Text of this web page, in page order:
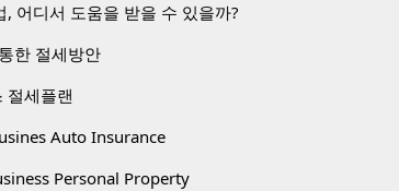
어디서 도움을 받을 수 있을까?
한 절세방안
절세플랜
Auto Insurance
Personal Property